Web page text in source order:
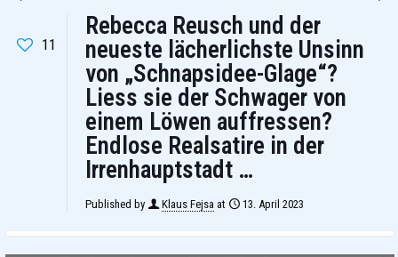
11
Rebecca Reusch und der
neueste lächerlichste Unsinn
von „Schnapsidee-Glage“?
Liess sie der Schwager von
einem Löwen auffressen?
Endlose Realsatire in der
Irrenhauptstadt …
Published by Klaus Fejsa at 13. April 2023